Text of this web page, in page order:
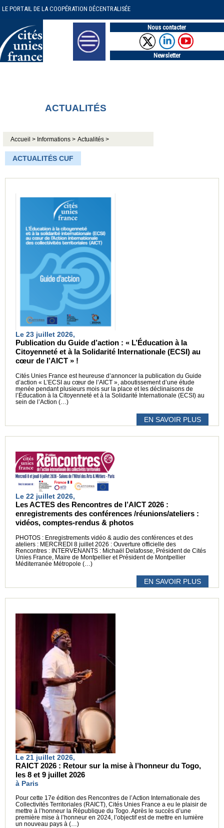
LE PORTAIL DE LA COOPÉRATION DÉCENTRALISÉE
Nous contacter
Newsletter
ACTUALITÉS
Accueil > Informations > Actualités >
ACTUALITÉS CUF
Le 23 juillet 2026,
Publication du Guide d’action : « L’Éducation à la
Citoyenneté et à la Solidarité Internationale (ECSI) au
cœur de l’AICT » !
Cités Unies France est heureuse d’annoncer la publication du Guide
d’action « L’ECSI au cœur de l’AICT », aboutissement d’une étude
menée pendant plusieurs mois sur la place et les déclinaisons de
l’Éducation à la Citoyenneté et à la Solidarité Internationale (ECSI) au
sein de l’Action (…)
EN SAVOIR PLUS
Le 22 juillet 2026,
Les ACTES des Rencontres de l’AICT 2026 :
enregistrements des conférences /réunions/ateliers :
vidéos, comptes-rendus & photos
PHOTOS : Enregistrements vidéo & audio des conférences et des
ateliers : MERCREDI 8 juillet 2026 : Ouverture officielle des
Rencontres : INTERVENANTS : Michaël Delafosse, Président de Cités
Unies France, Maire de Montpellier et Président de Montpellier
Méditerranée Métropole (…)
EN SAVOIR PLUS
Le 21 juillet 2026,
RAICT 2026 : Retour sur la mise à l’honneur du Togo,
les 8 et 9 juillet 2026
à Paris
Pour cette 17e édition des Rencontres de l’Action Internationale des
Collectivités Territoriales (RAICT), Cités Unies France a eu le plaisir de
mettre à l’honneur la République du Togo. Après le succès d’une
première mise à l’honneur en 2024, l’objectif est de mettre en lumière
un nouveau pays à (…)